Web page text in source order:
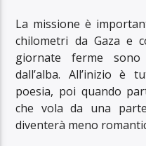
La missione è
chilometri da Gaza e
giornate ferme
dall’alba. All’inizio è
poesia, poi quando
che vola da una
diventerà meno